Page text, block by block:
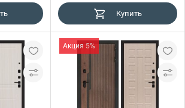
Купить
Акция 5%